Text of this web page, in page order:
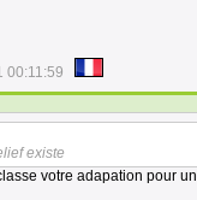
00:11:59
existe
votre adapation pour